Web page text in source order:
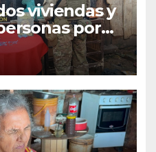
viviendas y
por
en